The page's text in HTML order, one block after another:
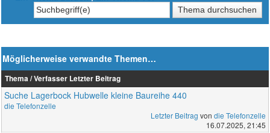
Möglicherweise verwandte Themen…
Thema / Verfasser Letzter Beitrag
Suche Lagerbock Hubwelle kleine Baureihe 440
die Telefonzelle
Letzter Beitrag von die Telefonzelle
16.07.2025, 21:45